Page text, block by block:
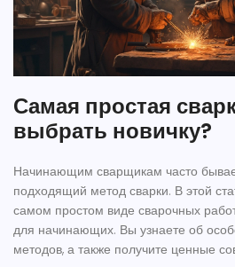
Самая простая
выбрать новичку?
Начинающим сварщикам часто
подходящий метод сварки. В этой
самом простом виде сварочных
для начинающих. Вы узнаете об
методов, а также получите ценные